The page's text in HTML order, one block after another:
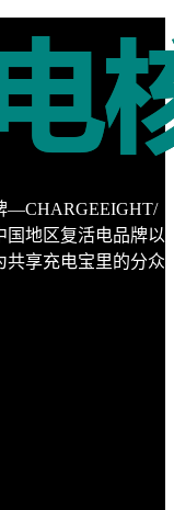
—CHARGEEIGHT/
地区复活电品牌以
共享充电宝里的分众